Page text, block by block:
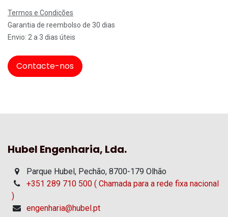
Termos e Condições
Garantia de reembolso de 30 dias
Envio: 2 a 3 dias úteis
Contacte-nos
Hubel Engenharia, Lda.
Parque Hubel, Pechão, 8700-179 Olhão
+351 289 710 500 ( Chamada para a rede fixa nacional
)
engenharia@hubel.pt